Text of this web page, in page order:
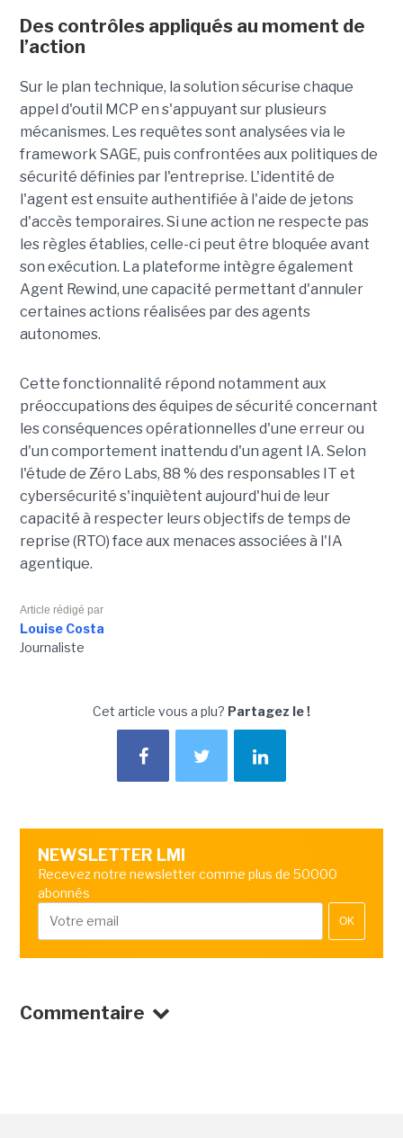
Des contrôles appliqués au moment de
l’action
Sur le plan technique, la solution sécurise chaque
appel d'outil MCP en s'appuyant sur plusieurs
mécanismes. Les requêtes sont analysées via le
framework SAGE, puis confrontées aux politiques de
sécurité définies par l'entreprise. L'identité de
l'agent est ensuite authentifiée à l'aide de jetons
d'accès temporaires. Si une action ne respecte pas
les règles établies, celle-ci peut être bloquée avant
son exécution. La plateforme intègre également
Agent Rewind, une capacité permettant d'annuler
certaines actions réalisées par des agents
autonomes.
Cette fonctionnalité répond notamment aux
préoccupations des équipes de sécurité concernant
les conséquences opérationnelles d'une erreur ou
d'un comportement inattendu d'un agent IA. Selon
l'étude de Zéro Labs, 88 % des responsables IT et
cybersécurité s'inquiètent aujourd'hui de leur
capacité à respecter leurs objectifs de temps de
reprise (RTO) face aux menaces associées à l'IA
agentique.
Article rédigé par
Louise Costa
Journaliste
Cet article vous a plu? Partagez le !
NEWSLETTER LMI
Recevez notre newsletter comme plus de 50000
abonnés
OK
Commentaire